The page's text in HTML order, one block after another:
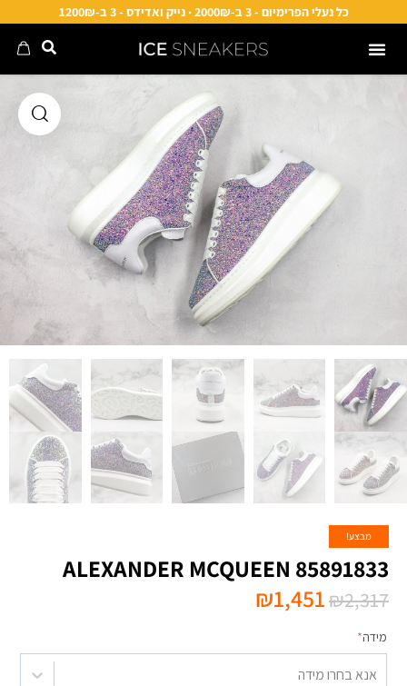
כל נעלי הפרימיום - 3 ב-2000₪ · נייק ואדידס - 3 ב-1200₪
מבצע!
ALEXANDER MCQUEEN 85891833
₪2,317
₪1,451
מידה*
אנא בחרו מידה